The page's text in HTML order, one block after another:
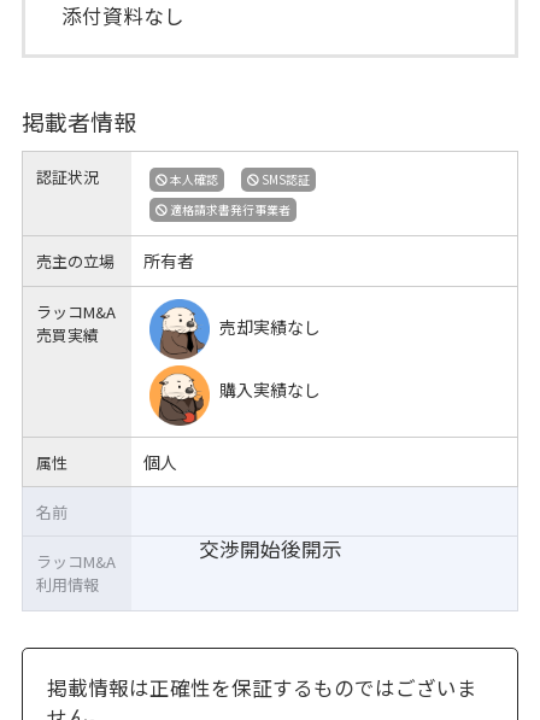
添付資料なし
掲載者情報
認証状況 本人確認
SMS認証
適格請求書発行事業者
売主の立場 所有者
ラッコM&A
売買実績
売却実績なし
購入実績なし
属性 個人
交渉開始後開示
名前
ラッコM&A
利用情報
掲載情報は正確性を保証するものではございま